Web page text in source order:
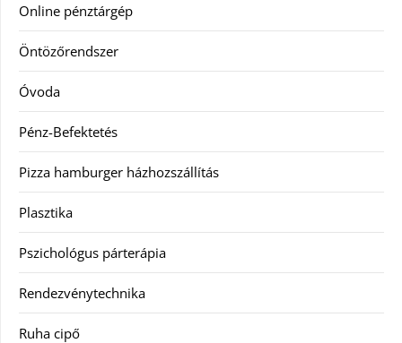
Online pénztárgép
Öntözőrendszer
Óvoda
Pénz-Befektetés
Pizza hamburger házhozszállítás
Plasztika
Pszichológus párterápia
Rendezvénytechnika
Ruha cipő